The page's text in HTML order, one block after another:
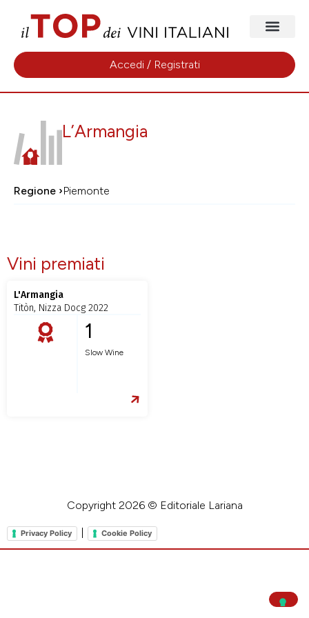
Accedi / Registrati
L’Armangia
Regione ›Piemonte
Vini premiati
L'Armangia
Titòn, Nizza Docg 2022
1
Slow Wine
Copyright 2026 © Editoriale Lariana
Privacy Policy Cookie Policy